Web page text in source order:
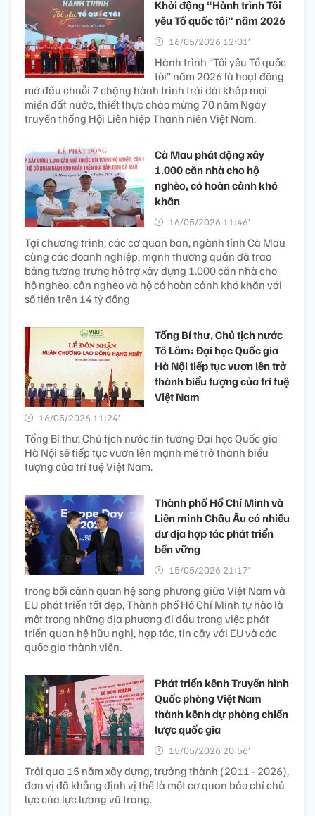
Khởi động “Hành trình Tôi
yêu Tổ quốc tôi” năm 2026
16/05/2026 12:01’
Hành trình “Tôi yêu Tổ quốc
tôi” năm 2026 là hoạt động
mở đầu chuỗi 7 chặng hành trình trải dài khắp mọi
miền đất nước, thiết thực chào mừng 70 năm Ngày
truyền thống Hội Liên hiệp Thanh niên Việt Nam.
Cà Mau phát động xây
1.000 căn nhà cho hộ
nghèo, có hoàn cảnh khó
khăn
16/05/2026 11:46’
Tại chương trình, các cơ quan ban, ngành tỉnh Cà Mau
cùng các doanh nghiệp, mạnh thường quân đã trao
bảng tượng trưng hỗ trợ xây dựng 1.000 căn nhà cho
hộ nghèo, cận nghèo và hộ có hoàn cảnh khó khăn với
số tiền trên 14 tỷ đồng
Tổng Bí thư, Chủ tịch nước
Tô Lâm: Đại học Quốc gia
Hà Nội tiếp tục vươn lên trở
thành biểu tượng của trí tuệ
Việt Nam
16/05/2026 11:24’
Tổng Bí thư, Chủ tịch nước tin tưởng Đại học Quốc gia
Hà Nội sẽ tiếp tục vươn lên mạnh mẽ trở thành biểu
tượng của trí tuệ Việt Nam.
Thành phố Hồ Chí Minh và
Liên minh Châu Âu có nhiều
dư địa hợp tác phát triển
bền vững
15/05/2026 21:17’
trong bối cảnh quan hệ song phương giữa Việt Nam và
EU phát triển tốt đẹp, Thành phố Hồ Chí Minh tự hào là
một trong những địa phương đi đầu trong việc phát
triển quan hệ hữu nghị, hợp tác, tin cậy với EU và các
quốc gia thành viên.
Phát triển kênh Truyền hình
Quốc phòng Việt Nam
thành kênh dự phòng chiến
lược quốc gia
15/05/2026 20:56’
Trải qua 15 năm xây dựng, trưởng thành (2011 - 2026),
đơn vị đã khẳng định vị thế là một cơ quan báo chí chủ
lực của lực lượng vũ trang.